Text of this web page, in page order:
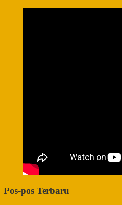
Pos-pos Terbaru